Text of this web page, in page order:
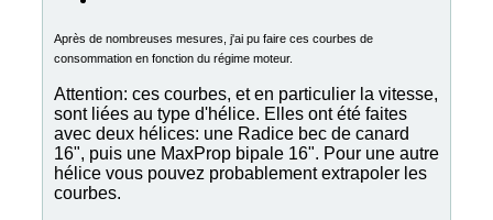
Après de nombreuses mesures, j'ai pu faire ces courbes de
consommation en fonction du régime moteur.
Attention: ces courbes, et en particulier la vitesse,
sont liées au type d'hélice. Elles ont été faites
avec deux hélices: une Radice bec de canard
16", puis une MaxProp bipale 16". Pour une autre
hélice vous pouvez probablement extrapoler les
courbes.